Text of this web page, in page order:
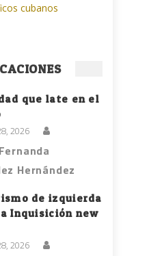
cubanos
que late en el
2026
Hernández
de izquierda
Inquisición new
2026